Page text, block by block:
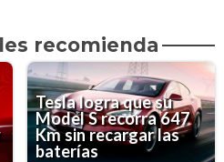
recomienda
Tesla logra que su
Model S recorra 647
Km sin recargar las
baterías